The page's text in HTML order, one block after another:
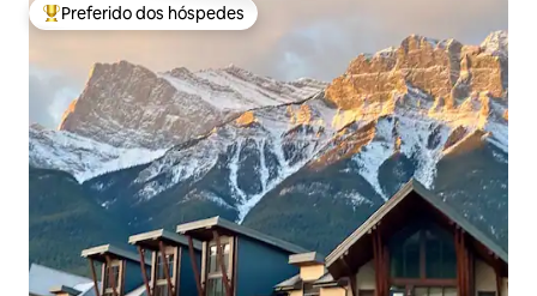
Entre os melhores preferidos dos hóspedes
Preferido dos hóspedes